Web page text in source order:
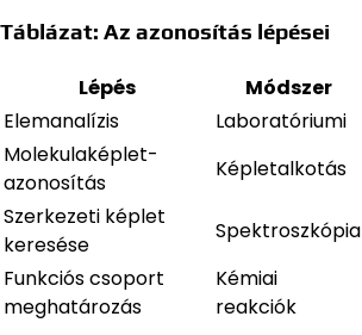
Táblázat: Az azonosítás lépései
Lépés Módszer
Elemanalízis
Laboratóriumi
Molekulaképlet-
azonosítás
Képletalkotás
Szerkezeti képlet
keresése
Spektroszkópia
Funkciós csoport
meghatározás
Kémiai
reakciók